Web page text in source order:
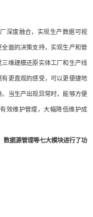
深度融合，实现生产数据可视
面的决策支持，实现生产和管
维建模还原实体工厂和生产线
更直观的感受，可以更便捷地
当生产出现异常时，能够方便
效维护管理，大幅降低维护成
数据源管理等七大模块进行了功